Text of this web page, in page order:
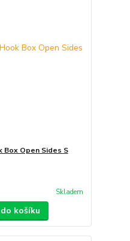
Box Open Sides S
Skladem
košíku